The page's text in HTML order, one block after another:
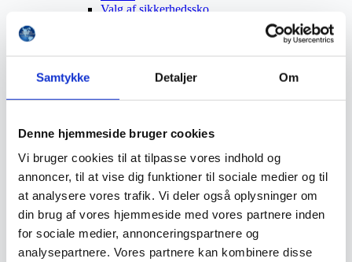
Samtykke Detaljer Om
Denne hjemmeside bruger cookies
Vi bruger cookies til at tilpasse vores indhold og
annoncer, til at vise dig funktioner til sociale medier og til
at analysere vores trafik. Vi deler også oplysninger om
din brug af vores hjemmeside med vores partnere inden
for sociale medier, annonceringspartnere og
analysepartnere. Vores partnere kan kombinere disse
Valg af sikkerhedssko
Brandskilte
Hunde
Klistermærke / Markat
Piktogrammer
Påbudsskilte
Standere, galger og beslag
Vejskilte
Sundhedsmiljø
Luftrenser
Ozonmaskiner